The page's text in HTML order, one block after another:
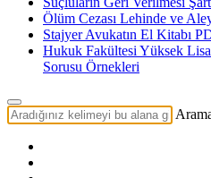
Ölüm Cezası Lehinde ve
Stajyer Avukatın El Kitabı
Hukuk Fakültesi Yüksek
Sorusu Örnekleri